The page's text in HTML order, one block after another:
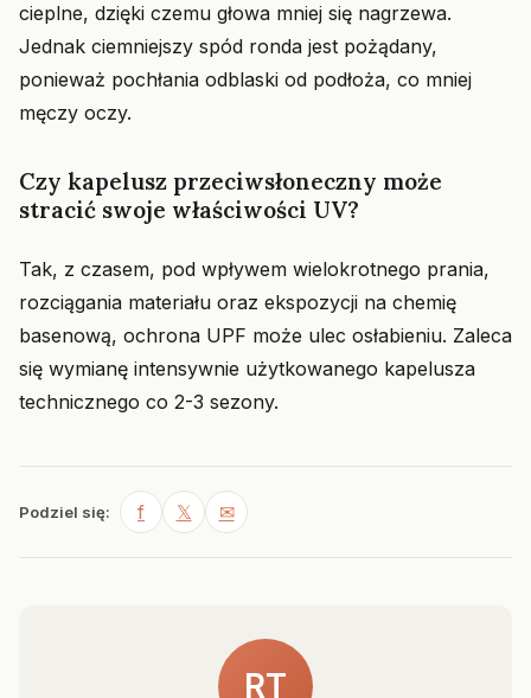
cieplne, dzięki czemu głowa mniej się nagrzewa.
Jednak ciemniejszy spód ronda jest pożądany,
ponieważ pochłania odblaski od podłoża, co mniej
męczy oczy.
Czy kapelusz przeciwsłoneczny może
stracić swoje właściwości UV?
Tak, z czasem, pod wpływem wielokrotnego prania,
rozciągania materiału oraz ekspozycji na chemię
basenową, ochrona UPF może ulec osłabieniu. Zaleca
się wymianę intensywnie użytkowanego kapelusza
technicznego co 2-3 sezony.
Podziel się: f 𝕏 ✉
RT